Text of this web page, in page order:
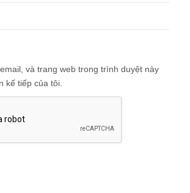
và trang web trong trình duyệt này
kế tiếp của tôi.